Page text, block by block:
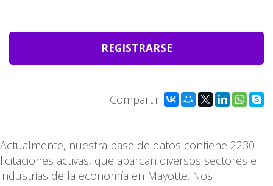
REGISTRARSE
Compartir:
Actualmente, nuestra base de datos contiene 2230
licitaciones activas, que abarcan diversos sectores e
industrias de la economía en Mayotte. Nos